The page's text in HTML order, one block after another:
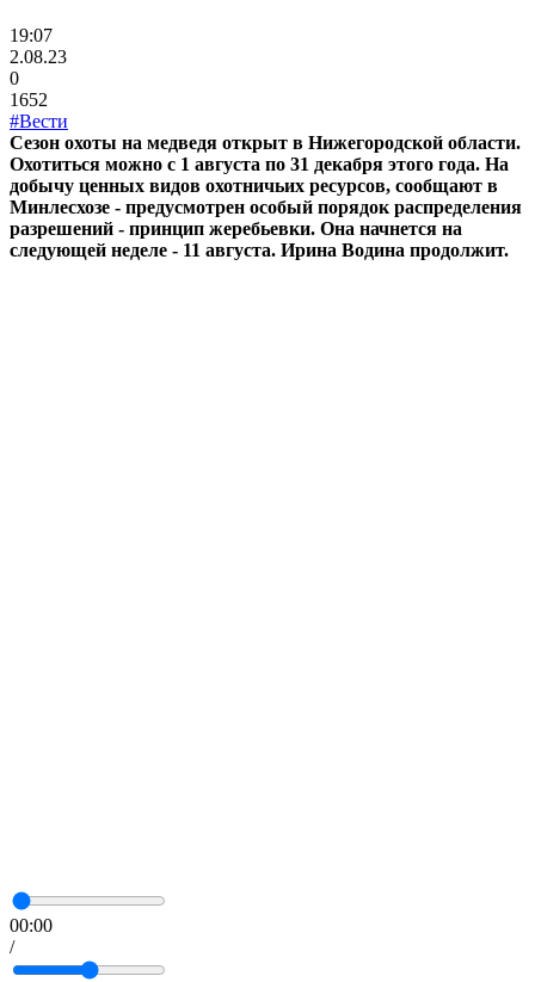
19:07
2.08.23
0
1652
#Вести
Сезон охоты на медведя открыт в Нижегородской области.
Охотиться можно с 1 августа по 31 декабря этого года. На
добычу ценных видов охотничьих ресурсов, сообщают в
Минлесхозе - предусмотрен особый порядок распределения
разрешений - принцип жеребьевки. Она начнется на
следующей неделе - 11 августа. Ирина Водина продолжит.
00:00
/